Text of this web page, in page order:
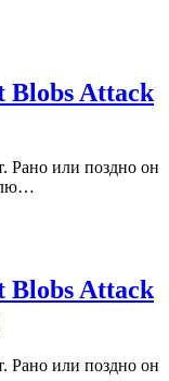
Blobs Attack
Рано или поздно он
лю…
Blobs Attack
Рано или поздно он